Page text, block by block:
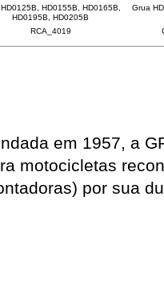
HD0155B, HD0165B,
HD0195B, HD0205B
Grua
RCA_4019
em 1957, a
motocicletas
por sua